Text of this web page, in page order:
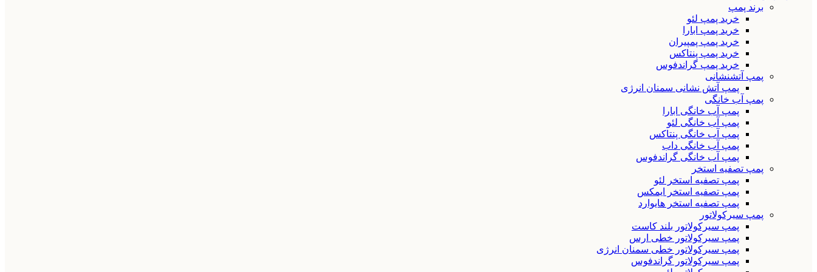
برند پمپ
خرید پمپ لئو
خرید پمپ ابارا
خرید پمپ پمپیران
خرید پمپ پنتاکس
خرید پمپ گراندفوس
پمپ آتشنشانی
پمپ آتش نشانی سمنان انرژی
پمپ آب خانگی
پمپ آب خانگی ابارا
پمپ آب خانگی لئو
پمپ آب خانگی پنتاکس
پمپ آب خانگی داب
پمپ آب خانگی گراندفوس
پمپ تصفیه استخر
پمپ تصفیه استخر لئو
پمپ تصفیه استخر ایمکس
پمپ تصفیه استخر هایوارد
پمپ سیرکولاتور
پمپ سیرکولاتور بلند کاست
پمپ سیرکولاتور خطی ارس
پمپ سیرکولاتور خطی سمنان انرژی
پمپ سیرکولاتور گراندفوس